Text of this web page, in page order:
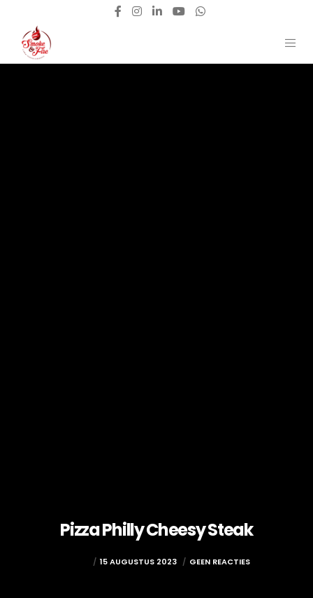
Pizza Philly Cheesy Steak
15 AUGUSTUS 2023 GEEN REACTIES